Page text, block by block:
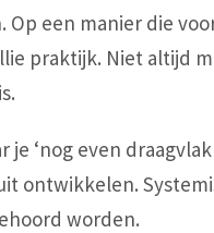
Op een manier die
praktijk. Niet altijd
je ‘nog even
ontwikkelen.
worden.